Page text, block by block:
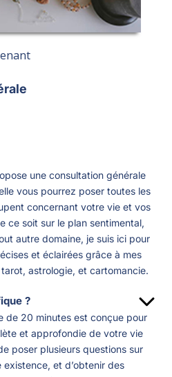
une consultation générale
vous pourrez poser toutes les
concernant votre vie et vos
ce soit sur le plan sentimental,
autre domaine, je suis ici pour
et éclairées grâce à mes
astrologie, et cartomancie.
?
de 20 minutes est conçue pour
et approfondie de votre vie
poser plusieurs questions sur
et d’obtenir des